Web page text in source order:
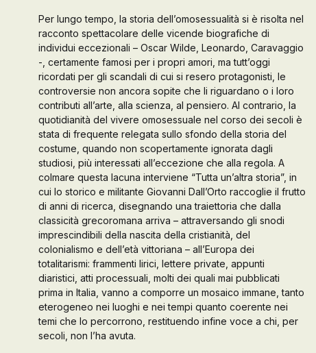
Galleria d’Arte
Contattaci
Per lungo tempo, la storia dell’omosessualità si è risolta nel
racconto spettacolare delle vicende biografiche di
individui eccezionali – Oscar Wilde, Leonardo, Caravaggio
-, certamente famosi per i propri amori, ma tutt’oggi
ricordati per gli scandali di cui si resero protagonisti, le
controversie non ancora sopite che li riguardano o i loro
contributi all’arte, alla scienza, al pensiero. Al contrario, la
quotidianità del vivere omosessuale nel corso dei secoli è
stata di frequente relegata sullo sfondo della storia del
costume, quando non scopertamente ignorata dagli
studiosi, più interessati all’eccezione che alla regola. A
colmare questa lacuna interviene “Tutta un’altra storia”, in
cui lo storico e militante Giovanni Dall’Orto raccoglie il frutto
di anni di ricerca, disegnando una traiettoria che dalla
classicità grecoromana arriva – attraversando gli snodi
imprescindibili della nascita della cristianità, del
colonialismo e dell’età vittoriana – all’Europa dei
totalitarismi: frammenti lirici, lettere private, appunti
diaristici, atti processuali, molti dei quali mai pubblicati
prima in Italia, vanno a comporre un mosaico immane, tanto
eterogeneo nei luoghi e nei tempi quanto coerente nei
temi che lo percorrono, restituendo infine voce a chi, per
secoli, non l’ha avuta.